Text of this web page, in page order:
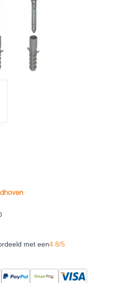
met een4.8/5